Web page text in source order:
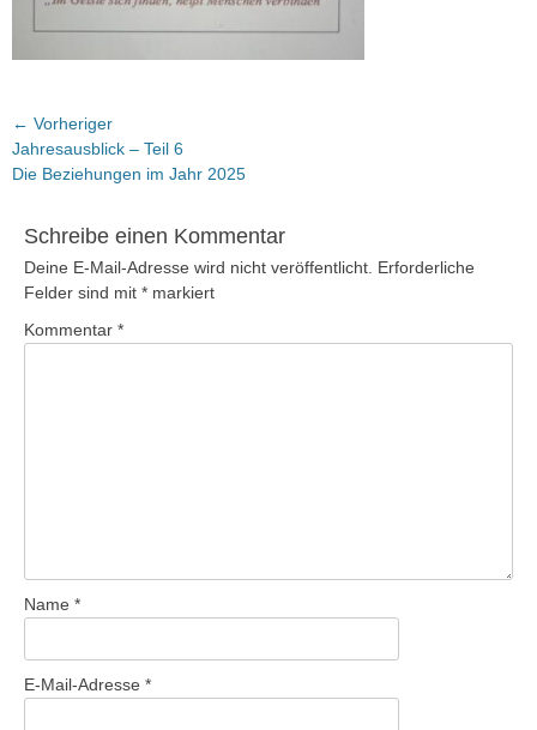
Beitragsnavigation
← Vorheriger
Vorheriger
Beitrag:
Jahresausblick – Teil 6
Die Beziehungen im Jahr 2025
Schreibe einen Kommentar
Deine E-Mail-Adresse wird nicht veröffentlicht. Erforderliche
Felder sind mit * markiert
Kommentar *
Name *
E-Mail-Adresse *